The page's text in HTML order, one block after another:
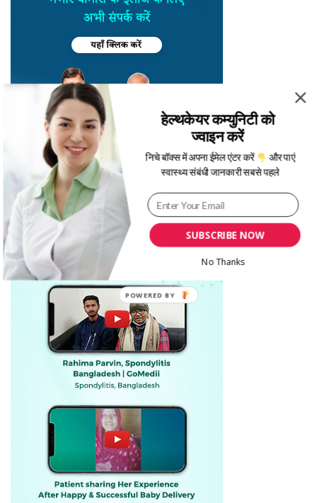
SUBSCRIBE NOW
हेल्थकेयर कम्युनिटी को
ज्वाइन करें
निचे बॉक्स में अपना ईमेल एंटर करें
और पाएं
स्वास्थ्य संबंधी जानकारी सबसे पहले
No Thanks
POWERED BY